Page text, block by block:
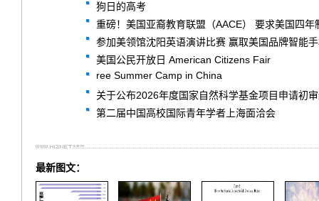
狗日的高考
重磅！美国亚裔教育联盟（AACE） 要求美国四
参加美领馆沈阳英语演讲比赛 赢取美国品牌智能
美国公民开放日 American Citizens Fair
ree Summer Camp in China
关于公布2026年度国家自然科学基金项目申请初
第二届中国高校国际青年学者上海面洽会
最新图文：